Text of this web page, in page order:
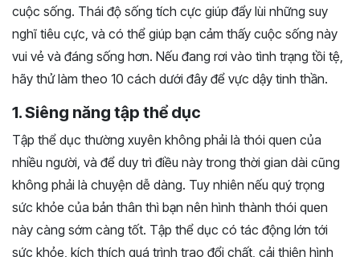
cuộc sống. Thái độ sống tích cực giúp đẩy lùi những suy
nghĩ tiêu cực, và có thể giúp bạn cảm thấy cuộc sống này
vui vẻ và đáng sống hơn. Nếu đang rơi vào tình trạng tồi tệ,
hãy thử làm theo 10 cách dưới đây để vực dậy tinh thần.
1. Siêng năng tập thể dục
Tập thể dục thường xuyên không phải là thói quen của
nhiều người, và để duy trì điều này trong thời gian dài cũng
không phải là chuyện dễ dàng. Tuy nhiên nếu quý trọng
sức khỏe của bản thân thì bạn nên hình thành thói quen
này càng sớm càng tốt. Tập thể dục có tác động lớn tới
sức khỏe, kích thích quá trình trao đổi chất, cải thiện hình